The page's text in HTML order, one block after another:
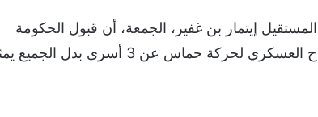
إيتمار بن غفير، الجمعة، أن قبول الحكومة
الإسرائيلية إفراج كتائب القسام الجناح العسكري لحركة حماس عن 3 أسرى بدل